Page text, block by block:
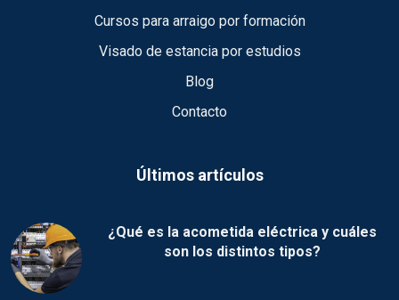
Cursos para arraigo por formación
Visado de estancia por estudios
Blog
Contacto
Últimos artículos
¿Qué es la acometida eléctrica y cuáles
son los distintos tipos?